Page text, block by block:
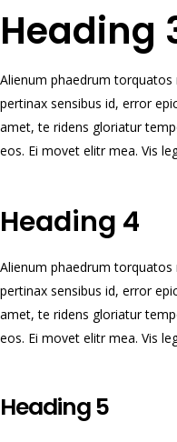
Heading
Alienum phaedrum torquatos
pertinax sensibus id, error
amet, te ridens gloriatur
eos. Ei movet elitr mea. Vis
Heading 4
Alienum phaedrum torquatos
pertinax sensibus id, error
amet, te ridens gloriatur
eos. Ei movet elitr mea. Vis
Heading 5